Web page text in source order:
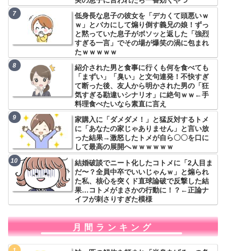
低身長な息子の彼女を「デカくて頭悪いｗ
ｗ」とバカにして煽り倒す義兄の娘！ずっ
と黙っていた息子がボソッと返した「強烈
すぎる一言」でその場が爆笑の渦に包まれ
たｗｗｗｗｗ
紹介された男と食事に行くも何を食べても
「まずい」「臭い」と文句連発！不快すぎ
て断った後、友人から明かされた男の「狂
気すぎる勘違いシナリオ」に絶句ｗｗ←手
料理食べたいなら素直に言え
家購入に「ダメダメ！」と猛反対するトメ
に「あなたの家じゃありません」と言い放
った結果→激怒したトメが自ら〇〇を口に
して最高の展開へｗｗｗｗｗｗ
結婚破談でニート化したコトメに「2人目ま
だ〜？全員中卒でいいじゃんｗ」と煽られ
た私、核心を突くド直球論破で反撃した結
果…コトメがまさかの行動に！？←正論ナ
イフが刺さりすぎた模様
月間ランキング